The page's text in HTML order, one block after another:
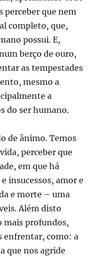
perceber que nem
completo, que,
possui. E,
berço de ouro,
as tempestades
mesmo a
a
do ser humano.
de ânimo. Temos
perceber que
em que há
insucessos, amor e
e morte – uma
Além disto
mais profundos,
enfrentar, como: a
que nos agride